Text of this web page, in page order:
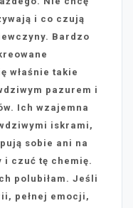
i co czują
Bardzo
właśnie takie
pazurem i
Ich wzajemna
iskrami,
sobie ani na
czuć tę chemię.
polubiłam. Jeśli
pełnej emocji,